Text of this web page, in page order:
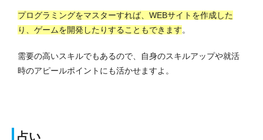
プログラミングをマスターすれば、WEBサイトを作成した
り、ゲームを開発したりすることもできます。
需要の高いスキルでもあるので、自身のスキルアップや就活
時のアピールポイントにも活かせますよ。
占い